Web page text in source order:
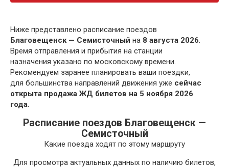
Ниже представлено расписание поездов
Благовещенск — Семисточный на 8 августа 2026.
Время отправления и прибытия на станции
назначения указано по московскому времени.
Рекомендуем заранее планировать ваши поездки,
для большинства направлений движения уже сейчас
открыта продажа ЖД билетов на 5 ноября 2026
года.
Расписание поездов Благовещенск —
Семисточный
Какие поезда ходят по этому маршруту
Для просмотра актуальных данных по наличию билетов,